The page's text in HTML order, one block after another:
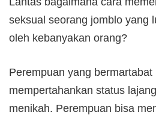
seksual seorang jomblo yang
oleh kebanyakan orang?
Perempuan yang bermartabat
mempertahankan status
menikah. Perempuan bisa